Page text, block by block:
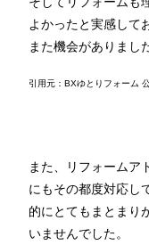
よかったと実感して
また機会がありまし
引用元：BXゆとりフォーム
また、リフォームア
にもその都度対応し
的にとてもまとまり
いませんでした。